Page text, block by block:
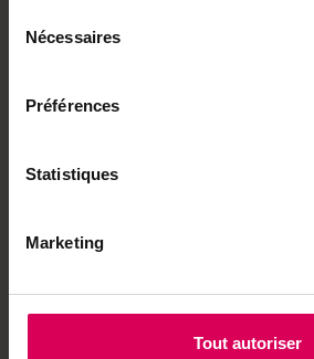
Nécessaires
Préférences
Statistiques
Marketing
Tout autoriser
aromatiques. Depuis 2016,
Sédeilles, a patiemment
illustre les principes de
190 variétés fruitières qui
équilibré, capable de résister
en permettant une
Plus d’infos : gfellerbio.ch